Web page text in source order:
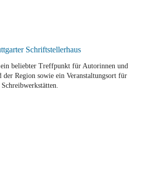
beliebter Treffpunkt für Autorinnen und
der Region sowie ein Veranstaltungsort für